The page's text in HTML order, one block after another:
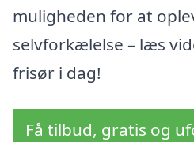
muligheden for at
selvforkælelse – læs
frisør i dag!
Få tilbud, gratis og